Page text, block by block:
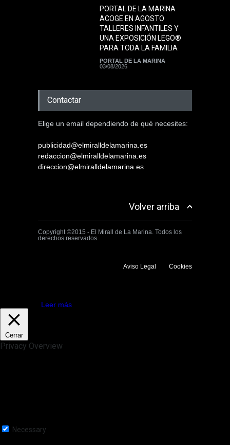
PORTAL DE LA MARINA
ACOGE EN AGOSTO
TALLERES INFANTILES Y
UNA EXPOSICIÓN LEGO®
PARA TODA LA FAMILIA
PORTAL DE LA MARINA
03/08/2026
Contactar
Elige un email dependiendo de què necesites:
publicidad@elmiralldelamarina.es
redaccion@elmiralldelamarina.es
direccion@elmiralldelamarina.es
Volver arriba
Copyright ©2015 - El Mirall de La Marina. Todos los
derechos reservados.
Aviso Legal Cookies
Leer más
Cerrar
Privacy Overview
Necessary